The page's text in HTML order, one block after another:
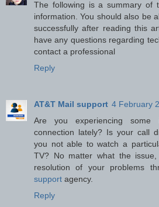
The following is a summary of
information. You should also be
successfully after reading this
have any questions regarding
contact a professional
Reply
AT&T Mail support 4 February
Are you experiencing some
connection lately? Is your call
you not able to watch a
TV? No matter what the
resolution of your problems
support agency.
Reply